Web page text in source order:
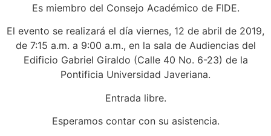
Es miembro del Consejo Académico de FIDE.
El evento se realizará el día viernes, 12 de abril de 2019,
de 7:15 a.m. a 9:00 a.m., en la sala de Audiencias del
Edificio Gabriel Giraldo (Calle 40 No. 6-23) de la
Pontificia Universidad Javeriana.
Entrada libre.
Esperamos contar con su asistencia.